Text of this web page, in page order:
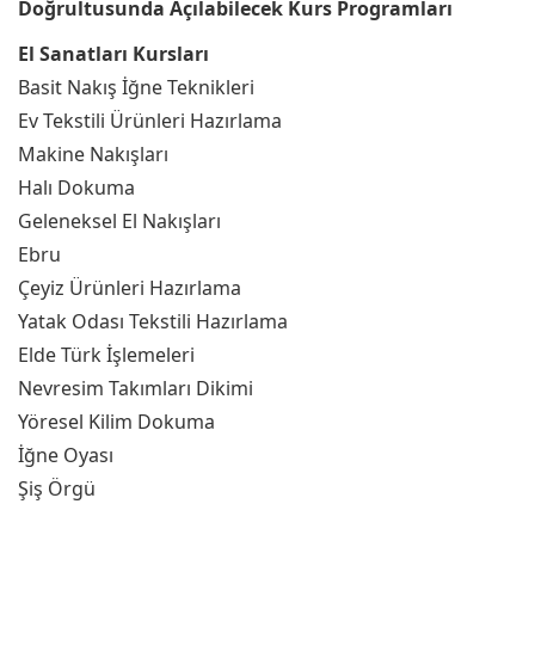
Doğrultusunda Açılabilecek Kurs Programları
El Sanatları Kursları
Basit Nakış İğne Teknikleri
Ev Tekstili Ürünleri Hazırlama
Makine Nakışları
Halı Dokuma
Geleneksel El Nakışları
Ebru
Çeyiz Ürünleri Hazırlama
Yatak Odası Tekstili Hazırlama
Elde Türk İşlemeleri
Nevresim Takımları Dikimi
Yöresel Kilim Dokuma
İğne Oyası
Şiş Örgü